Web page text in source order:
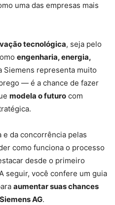
uma das empresas mais
tecnológica, seja pelo
engenharia, energia,
Siemens representa muito
— é a chance de fazer
modela o futuro com
e da concorrência pelas
como funciona o processo
desde o primeiro
seguir, você confere um guia
aumentar suas chances
AG.